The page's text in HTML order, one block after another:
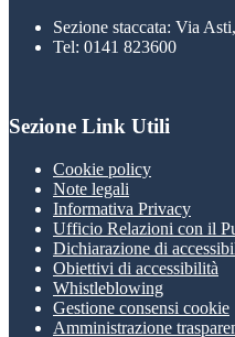
Sezione staccata: Via
Tel: 0141 823600
Sezione Link Utili
Cookie policy
Note legali
Informativa Privacy
Ufficio Relazioni con il
Dichiarazione di
Obiettivi di accessibilità
Whistleblowing
Gestione consensi cookie
Amministrazione